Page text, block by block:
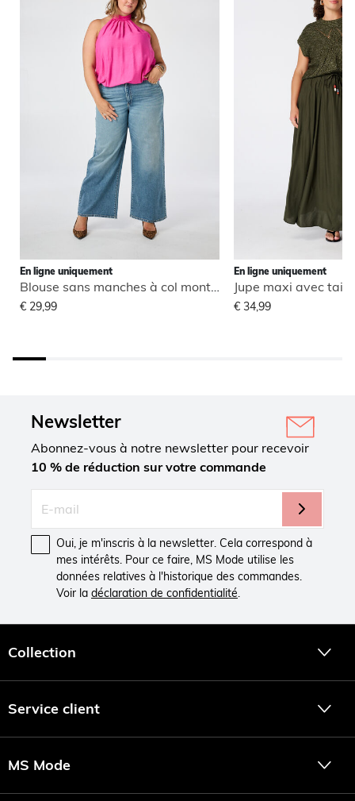
En ligne uniquement
Blouse sans manches à col montant
€ 29,99
En ligne uniquement
Jupe maxi avec
€ 34,99
Newsletter
Abonnez-vous à notre newsletter pour recevoir
10 % de réduction sur votre commande
Oui, je m'inscris à la newsletter. Cela correspond à
mes intérêts. Pour ce faire, MS Mode utilise les
données relatives à l'historique des commandes.
Voir la déclaration de confidentialité.
Collection
Service client
MS Mode